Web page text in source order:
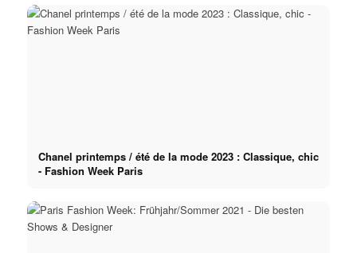
Chanel printemps / été de la mode 2023 : Classique, chic
- Fashion Week Paris